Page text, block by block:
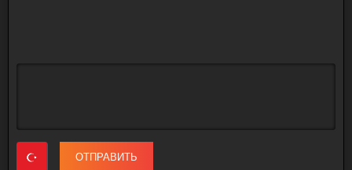
ОТПРАВИТЬ